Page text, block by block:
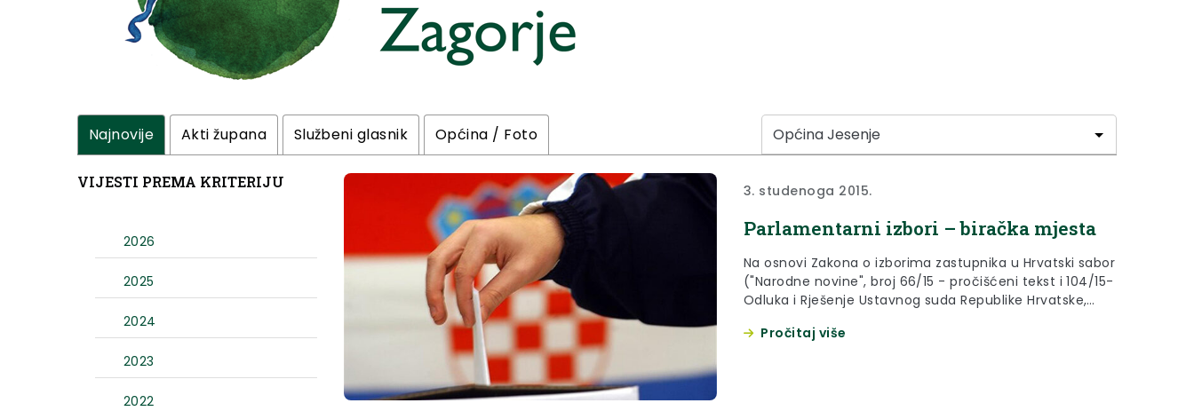
Najnovije Akti župana Službeni glasnik Općina / Foto
VIJESTI PREMA KRITERIJU
2026
2025
2024
2023
2022
3. studenoga 2015.
Parlamentarni izbori – biračka mjesta
Na osnovi Zakona o izborima zastupnika u Hrvatski sabor
("Narodne novine", broj 66/15 - pročišćeni tekst i 104/15-
Odluka i Rješenje Ustavnog suda Republike Hrvatske,
Izborno povjerenstvo III. izborne jedinice donosi Rješenja
Pročitaj više